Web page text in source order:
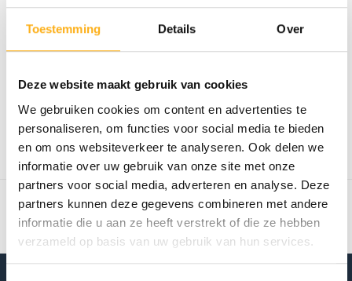
Toestemming Details Over
Deze website maakt gebruik van cookies
We gebruiken cookies om content en advertenties te
personaliseren, om functies voor social media te bieden
en om ons websiteverkeer te analyseren. Ook delen we
informatie over uw gebruik van onze site met onze
partners voor social media, adverteren en analyse. Deze
partners kunnen deze gegevens combineren met andere
informatie die u aan ze heeft verstrekt of die ze hebben
verzameld op basis van uw gebruik van hun services.
BOIS/ACIER
NEON PLUS NOIR
€1.349,00
En stock
APOLLO XL
€1.749,00
En stock
Affiche - de 2